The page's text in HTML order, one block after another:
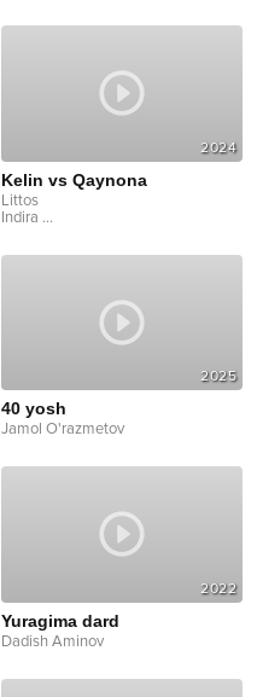
2024
Kelin vs Qaynona
Littos
Indira ...
2025
40 yosh
Jamol O'razmetov
2022
Yuragima dard
Dadish Aminov